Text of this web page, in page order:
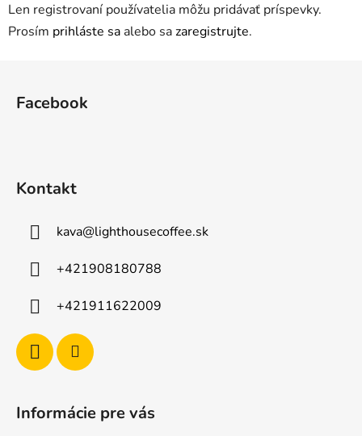
Len registrovaní používatelia môžu pridávať príspevky.
Prosím prihláste sa alebo sazaregistrujte.
Facebook
Kontakt
kava@lighthousecoffee.sk
+421908180788
+421911622009
Informácie pre vás